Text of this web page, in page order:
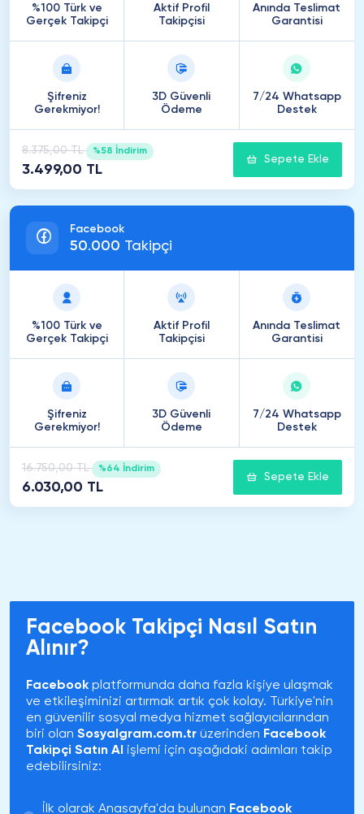
%100 Türk ve
Gerçek Takipçi
Aktif Profil
Takipçisi
Anında Teslimat
Garantisi
Şifreniz
Gerekmiyor!
3D Güvenli
Ödeme
7/24 Whatsapp
Destek
8.375,00 TL %58 İndirim
3.499,00 TL
Sepete Ekle
Facebook
50.000 Takipçi
%100 Türk ve
Gerçek Takipçi
Aktif Profil
Takipçisi
Anında Teslimat
Garantisi
Şifreniz
Gerekmiyor!
3D Güvenli
Ödeme
7/24 Whatsapp
Destek
16.750,00 TL %64 İndirim
6.030,00 TL
Sepete Ekle
Facebook Takipçi Nasıl Satın
Alınır?
Facebook platformunda daha fazla kişiye ulaşmak
ve etkileşiminizi artırmak artık çok kolay. Türkiye'nin
en güvenilir sosyal medya hizmet sağlayıcılarından
biri olan Sosyalgram.com.tr üzerinden Facebook
Takipçi Satın Al işlemi için aşağıdaki adımları takip
edebilirsiniz:
İlk olarak Anasayfa'da bulunan Facebook